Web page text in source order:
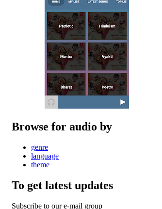
Browse for audio by
genre
language
theme
To get latest updates
Subscribe to our e-mail group